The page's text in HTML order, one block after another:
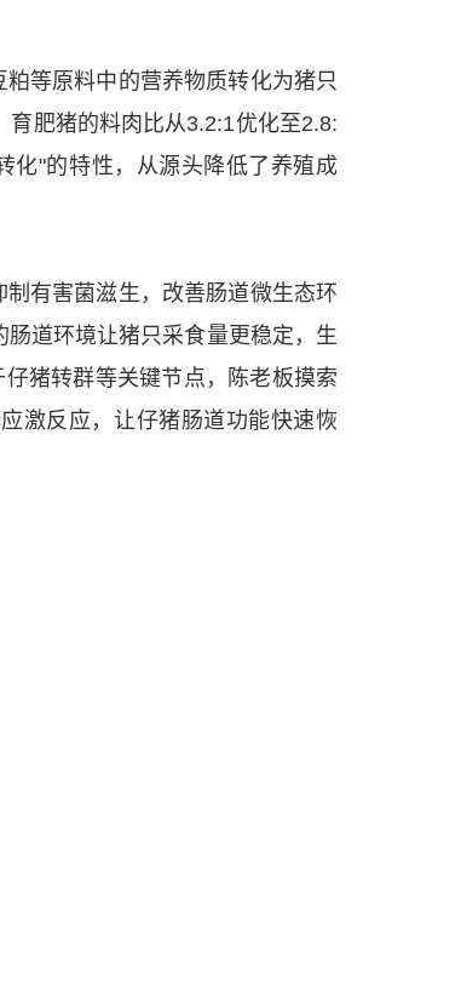
等原料中的营养物质转化为猪只
肥猪的料肉比从3.2:1优化至2.8:
化"的特性，从源头降低了养殖成
有害菌滋生，改善肠道微生态环
道环境让猪只采食量更稳定，生
猪转群等关键节点，陈老板摸索
激反应，让仔猪肠道功能快速恢